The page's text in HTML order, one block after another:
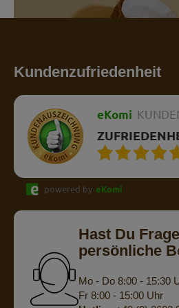
Kundenzufriedenheit
eKomi
powered by eKomi
Hast Du
persönliche
Mo - Do 8:00 - 15:30
Fr 8:00 - 15:00 Uhr